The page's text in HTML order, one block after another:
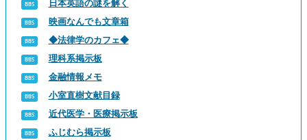
日本英語の謎を解く
映画なんでも文章箱
◆法律学のカフェ◆
理科系掲示板
金融情報メモ
小室直樹文献目録
近代医学・医療掲示板
ふじむら掲示板